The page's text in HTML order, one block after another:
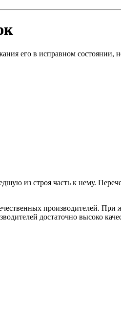
его в исправном состоянии,
из строя часть к нему.
производителей.
достаточно высоко